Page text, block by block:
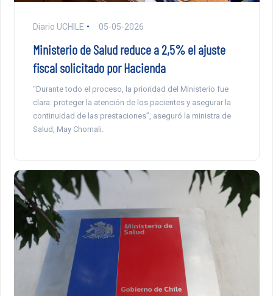
Diario UCHILE 05-05-2026
Ministerio de Salud reduce a 2,5% el ajuste
fiscal solicitado por Hacienda
“Durante todo el proceso, la prioridad del Ministerio fue
clara: proteger la atención de los pacientes y asegurar la
continuidad de las prestaciones”, aseguró la ministra de
Salud, May Chomali.